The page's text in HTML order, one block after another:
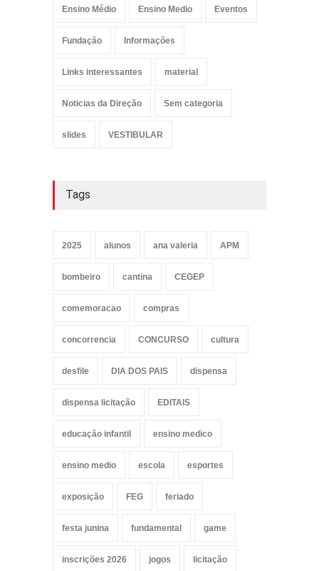
Ensino Médio Ensino Medio Eventos
Fundação Informações
Links interessantes material
Noticias da Direção Sem categoria
slides VESTIBULAR
Tags
2025 alunos ana valeria APM
bombeiro cantina CEGEP
comemoracao compras
concorrencia CONCURSO cultura
desfile DIA DOS PAIS dispensa
dispensa licitação EDITAIS
educação infantil ensino medico
ensino medio escola esportes
exposição FEG feriado
festa junina fundamental game
inscrições 2026 jogos licitação